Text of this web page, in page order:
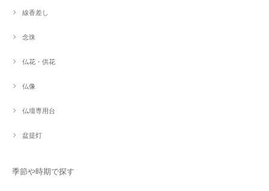
線香差し
念珠
仏花・供花
仏像
仏壇専用台
盆提灯
季節や時期で探す